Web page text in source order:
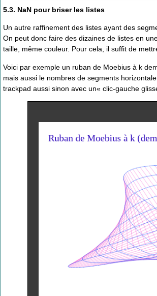
5.3. NaN pour briser les listes
Un autre raffinement des listes ayant des
On peut donc faire des dizaines de listes en
taille, même couleur. Pour cela, il suffit de
Voici par exemple un ruban de Moebius à k
mais aussi le nombres de segments
trackpad aussi sinon avec un« clic-gauche